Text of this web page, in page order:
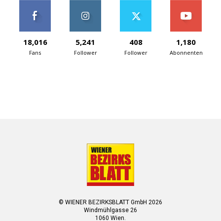
18,016
Fans
5,241
Follower
408
Follower
1,180
Abonnenten
© WIENER BEZIRKSBLATT GmbH 2026
Windmühlgasse 26
1060 Wien.